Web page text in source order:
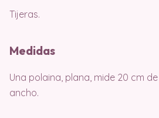
Tijeras.
Medidas
Una polaina, plana, mide 20 cm
ancho.